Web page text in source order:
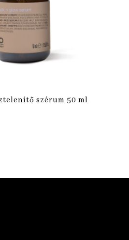
szérum 50 ml